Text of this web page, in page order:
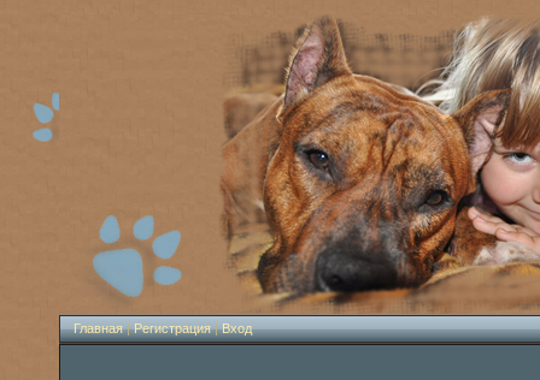
Главная|Регистрация|Вход